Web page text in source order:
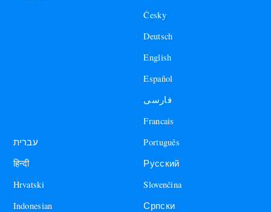
Česky
Deutsch
English
Español
فارسی
Francais
עברית
हिन्दी
Hrvatski
Indonesian
Português
Русский
Slovenčina
Српски